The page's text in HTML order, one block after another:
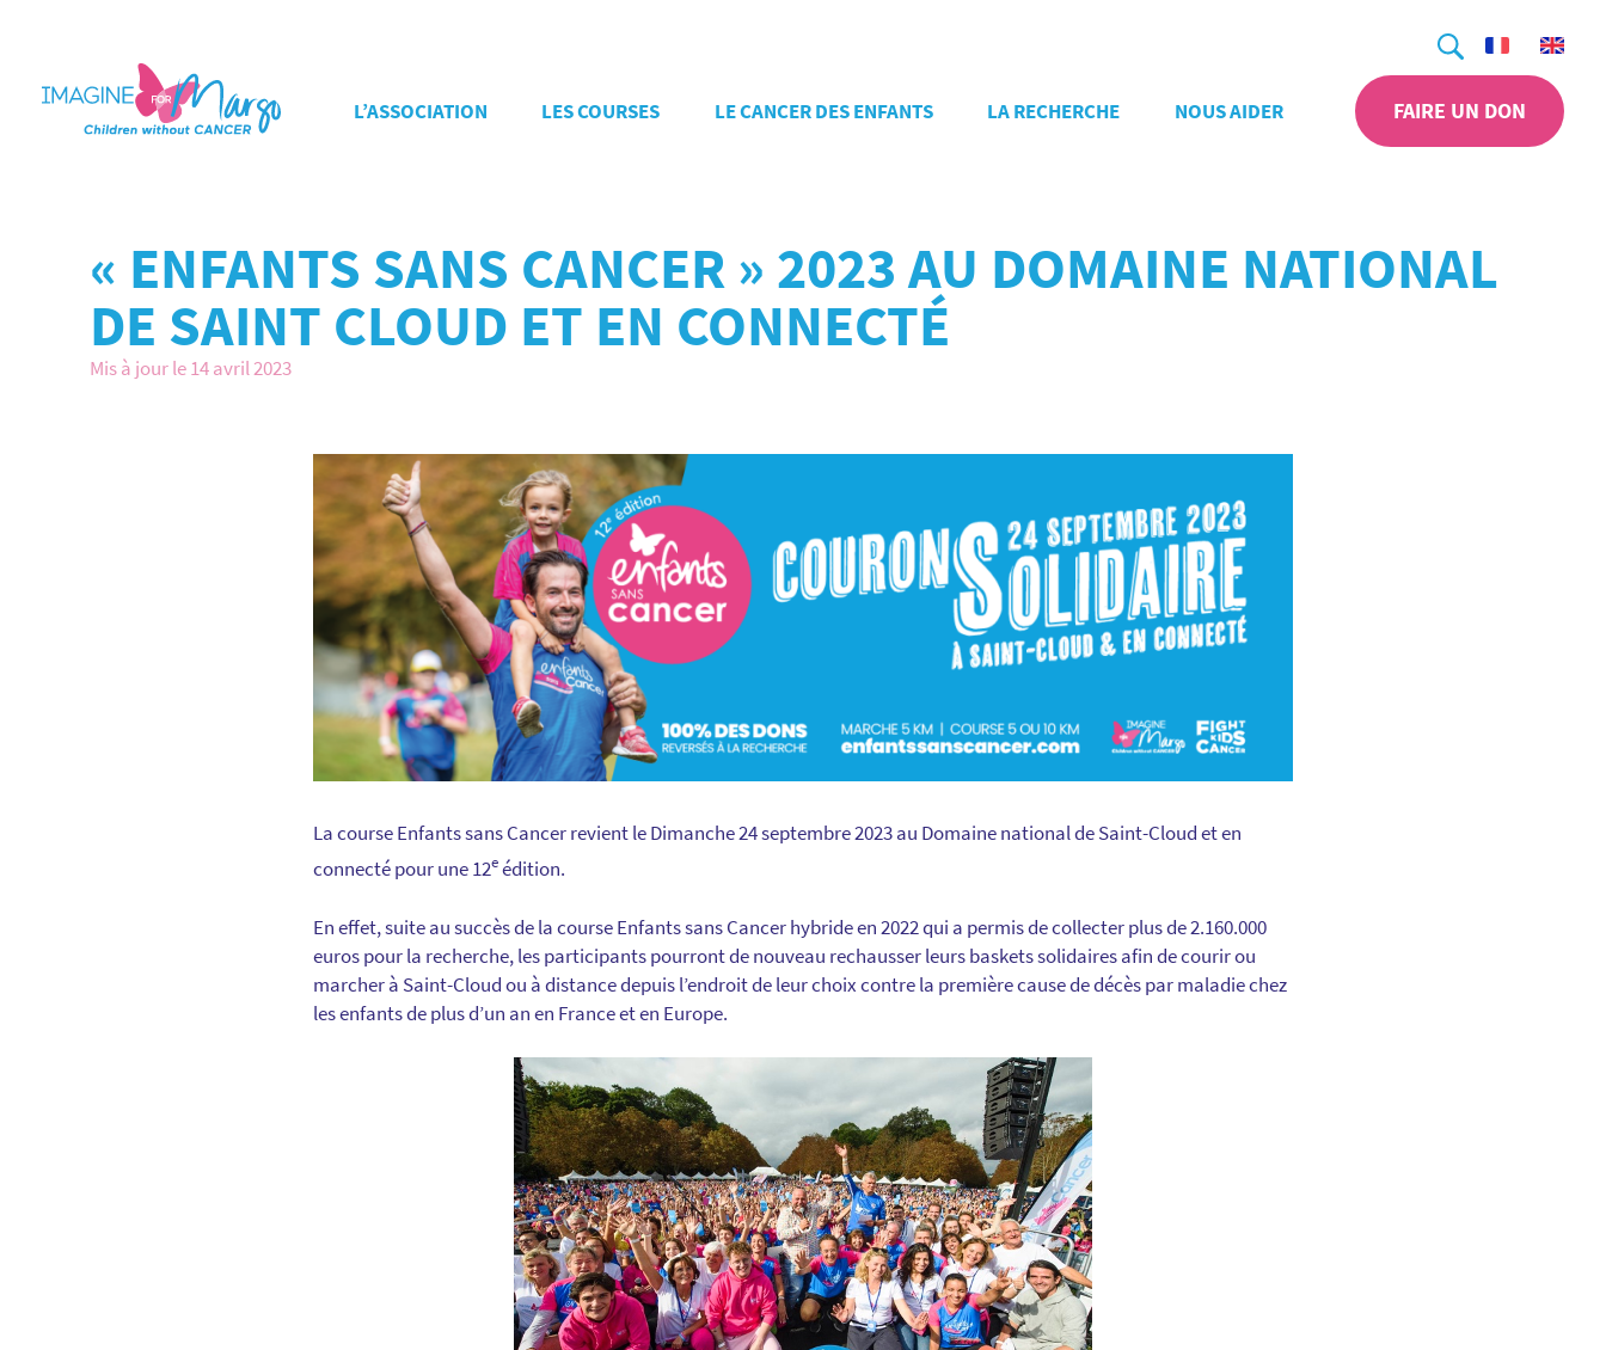
Recherche
L’ASSOCIATION LES COURSES LE CANCER DES ENFANTS LA RECHERCHE NOUS AIDER FAIRE UN DON
« ENFANTS SANS CANCER » 2023 AU DOMAINE NATIONAL
DE SAINT CLOUD ET EN CONNECTÉ
Mis à jour le 14 avril 2023
La course Enfants sans Cancer revient le Dimanche 24 septembre 2023 au Domaine national de Saint-Cloud et en
connecté pour une 12eédition.
En effet, suite au succès de la course Enfants sans Cancer hybride en 2022 qui a permis de collecter plus de 2.160.000
euros pour la recherche, les participants pourront de nouveau rechausser leurs baskets solidaires afin de courir ou
marcher à Saint-Cloud ou à distance depuis l’endroit de leur choix contre la première cause de décès par maladie chez
les enfants de plus d’un an en France et en Europe.